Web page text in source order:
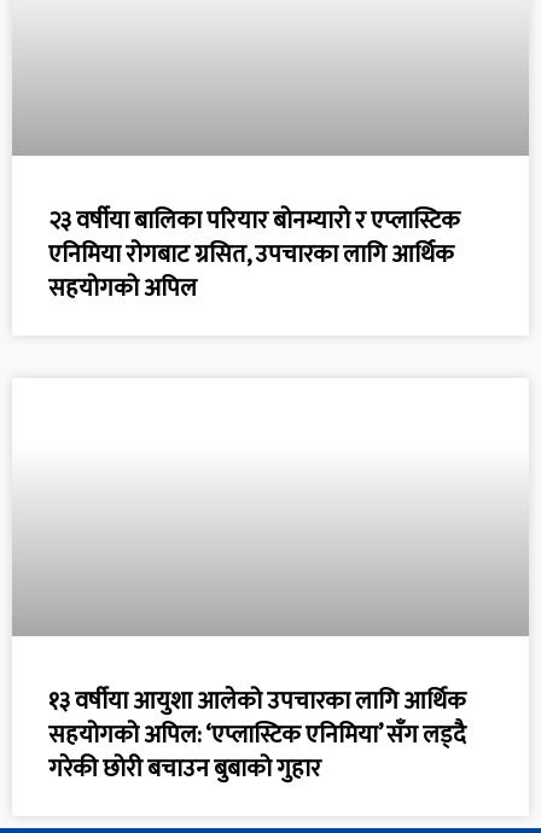
२३ वर्षीया बालिका परियार बोनम्यारो र एप्लास्टिक
एनिमिया रोगबाट ग्रसित, उपचारका लागि आर्थिक
सहयोगको अपिल
१३ वर्षीया आयुशा आलेको उपचारका लागि आर्थिक
सहयोगको अपिल: ‘एप्लास्टिक एनिमिया’ सँग लड्दै
गरेकी छोरी बचाउन बुबाको गुहार